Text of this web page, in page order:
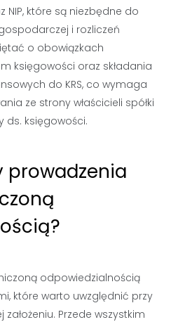
NIP, które są niezbędne do
i rozliczeń
o obowiązkach
księgowości oraz składania
do KRS, co wymaga
ze strony właścicieli spółki
ds. księgowości.
prowadzenia
odpowiedzialnością
które warto uwzględnić przy
Przede wszystkim